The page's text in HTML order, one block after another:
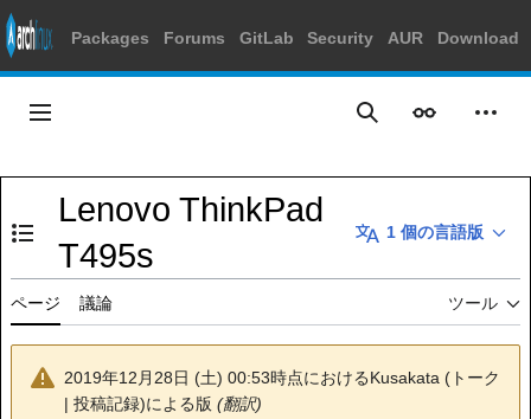
Packages Forums GitLab Security AUR Download
ス
ッ
プ
メインメニュー 検索 表示 個人
目次の表示・非表示を切り替え
Lenovo ThinkPad
T495s
1 個の言語版
ページ 議論 ツール
2019年12月28日 (土) 00:53時点におけるKusakata ( トーク
| 投稿記録)による版 (翻訳)